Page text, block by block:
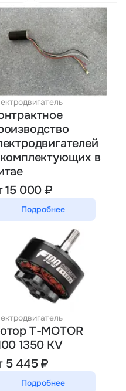
в
15 000 ₽
Подробнее
T-MOTOR
1350 KV
5 445 ₽
Подробнее